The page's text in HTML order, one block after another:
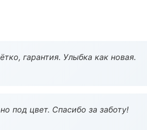
гарантия. Улыбка как новая.
под цвет. Спасибо за заботу!